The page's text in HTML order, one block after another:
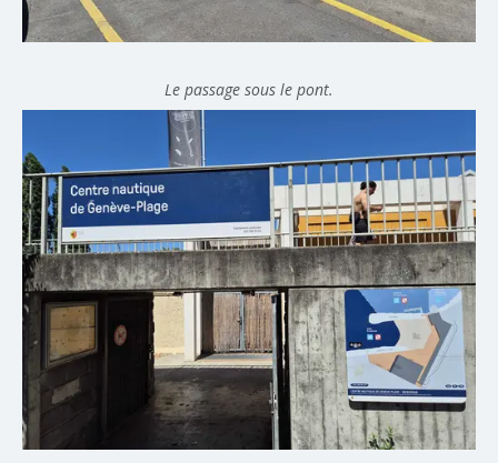
Le passage sous le pont.